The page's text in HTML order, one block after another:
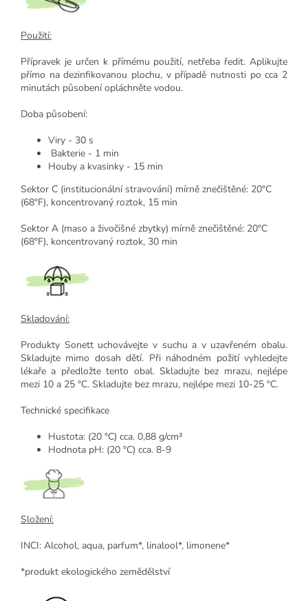
Použití:
Přípravek je určen k přímému použití, netřeba ředit. Aplikujte
přímo na dezinfikovanou plochu, v případě nutnosti po cca 2
minutách působení opláchněte vodou.
Doba působení:
Viry - 30 s
Bakterie - 1 min
Houby a kvasinky - 15 min
Sektor C (institucionální stravování) mírně znečištěné: 20°C
(68°F), koncentrovaný roztok, 15 min
Sektor A (maso a živočišné zbytky) mírně znečištěné: 20°C
(68°F), koncentrovaný roztok, 30 min
Skladování:
Produkty Sonett uchovávejte v suchu a v uzavřeném obalu.
Skladujte mimo dosah dětí. Při náhodném požití vyhledejte
lékaře a předložte tento obal. Skladujte bez mrazu, nejlépe
mezi 10 a 25 °C. Skladujte bez mrazu, nejlépe mezi 10-25 °C.
Technické specifikace
Hustota: (20 °C) cca. 0,88 g/cm³
Hodnota pH: (20 °C) cca. 8-9
Složení:
INCI: Alcohol, aqua, parfum*, linalool*, limonene*
*produkt ekologického zemědělství